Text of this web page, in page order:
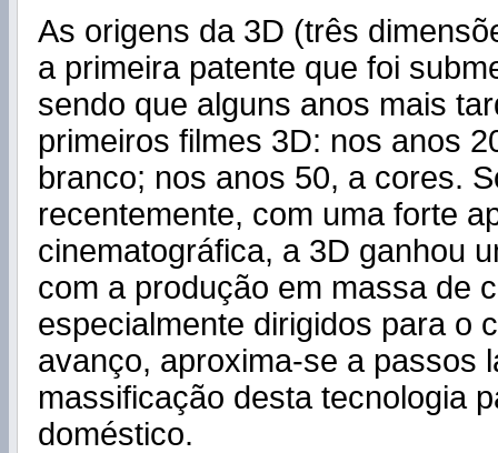
As origens da 3D (três
a primeira patente que foi
sendo que alguns anos mais
primeiros filmes 3D: nos anos
branco; nos anos 50, a cores.
recentemente, com uma forte
cinematográfica, a 3D ganhou
com a produção em massa de
especialmente dirigidos para o
avanço, aproxima-se a passos
massificação desta tecnologia
doméstico.